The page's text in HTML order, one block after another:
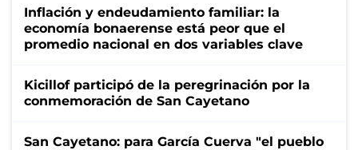
Inflación y endeudamiento familiar: la
economía bonaerense está peor que el
promedio nacional en dos variables clave
Kicillof participó de la peregrinación por la
conmemoración de San Cayetano
San Cayetano: para García Cuerva "el pueblo